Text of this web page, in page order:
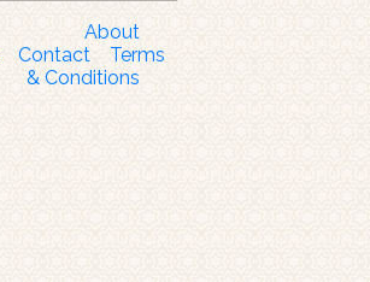
About
Contact
Terms
& Conditions